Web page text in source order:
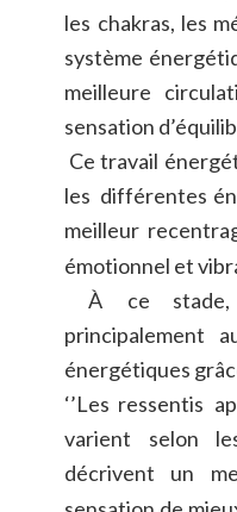
les chakras, les
système
meilleure
sensation
Ce travail
les différentes
meilleur
émotionnel et
À
ce stade,
principalement
énergétiques
‘’Les ressentis
varient
selon
décrivent
un